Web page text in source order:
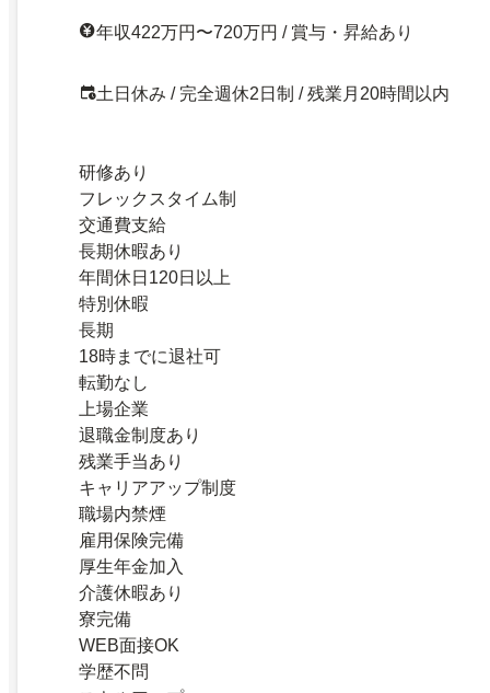
年収422万円〜720万円 / 賞与・昇給あり
土日休み / 完全週休2日制 / 残業月20時間以内
研修あり
フレックスタイム制
交通費支給
長期休暇あり
年間休日120日以上
特別休暇
長期
18時までに退社可
転勤なし
上場企業
退職金制度あり
残業手当あり
キャリアアップ制度
職場内禁煙
雇用保険完備
厚生年金加入
介護休暇あり
寮完備
WEB面接OK
学歴不問